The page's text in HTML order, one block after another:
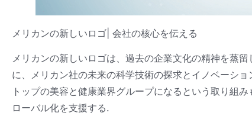
メリカンの新しいロゴ| 会社の核心を伝える
メリカンの新しいロゴは、過去の企業文化の精神を蒸
に、メリカン社の未来の科学技術の探求とイノベーシ
トップの美容と健康業界グループになるという取り組
ローバル化を支援する.